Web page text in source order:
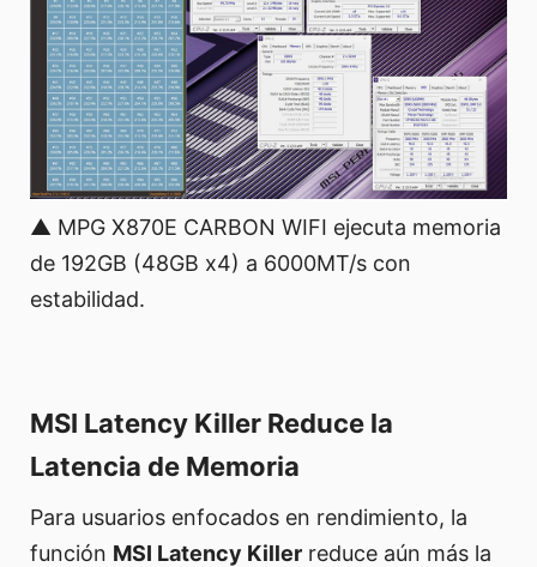
▲ MPG X870E CARBON WIFI ejecuta memoria
de 192GB (48GB x4) a 6000MT/s con
estabilidad.
MSI Latency Killer Reduce la
Latencia de Memoria
Para usuarios enfocados en rendimiento, la
función MSI Latency Killer reduce aún más la